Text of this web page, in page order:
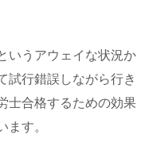
いうアウェイな状況か
試行錯誤しながら行き
士合格するための効果
ます。